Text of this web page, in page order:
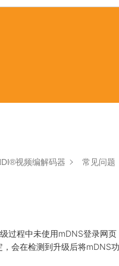
视频编解码器 常见问题
过程中未使用mDNS登录网
，会在检测到升级后将mDNS